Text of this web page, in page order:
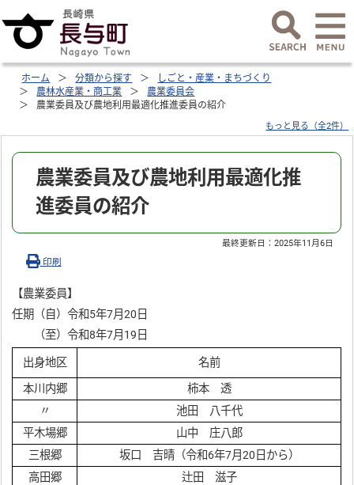
ホーム 分類から探す
しごと・産業・まちづくり
農林水産業・商工業
農業委員会
農業委員及び農地利用最適化推進委員の紹介
もっと見る（全2件）
農業委員及び農地利用最適化推
進委員の紹介
最終更新日：2025年11月6日
印刷
【農業委員】
任期（自）令和5年7月20日
（至）令和8年7月19日
出身地区
名前
本川内郷
柿本 透
〃
池田 八千代
平木場郷
山中 庄八郎
三根郷
坂口 吉晴（令和6年7月20日から）
高田郷
辻田 滋子